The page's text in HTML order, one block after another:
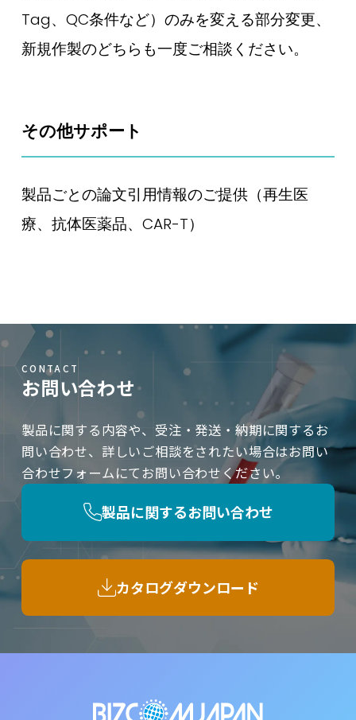
Tag、QC条件など）のみを変える部分変更、
新規作製のどちらも一度ご相談ください。
その他サポート
製品ごとの論文引用情報のご提供（再生医
療、抗体医薬品、CAR-T）
CONTACT
お問い合わせ
製品に関する内容や、受注・発送・納期に関するお
問い合わせ、詳しいご相談をされたい場合はお問い
合わせフォームにてお問い合わせください。
製品に関するお問い合わせ
カタログダウンロード